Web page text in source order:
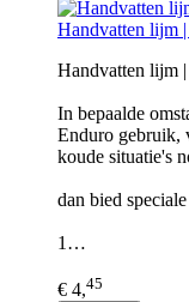
Handvatten lijm
Handvatten lijm
In bepaalde
Enduro gebruik,
koude situatie's
dan bied
1…
€ 4,45